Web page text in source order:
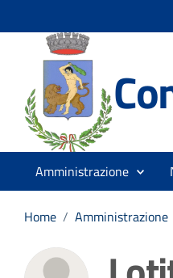
Amministrazione
Home / Amministrazione